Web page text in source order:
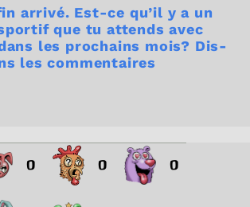
arrivé. Est-ce qu’il y a un
que tu attends avec
les prochains mois? Dis-
les commentaires
0 0 0